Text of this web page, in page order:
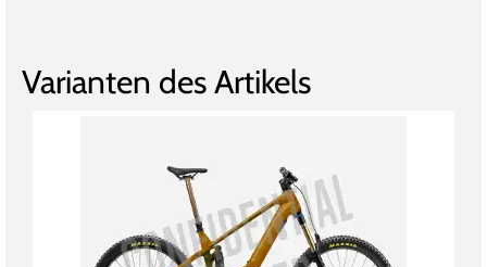
Varianten des Artikels